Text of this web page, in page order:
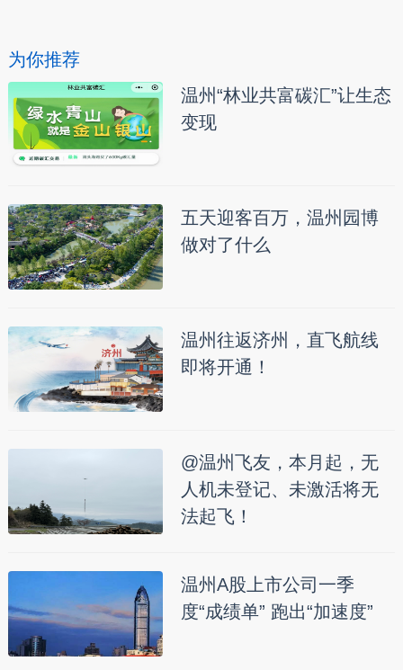
为你推荐
温州“林业共富碳汇”让生态
变现
五天迎客百万，温州园博
做对了什么
温州往返济州，直飞航线
即将开通！
@温州飞友，本月起，无
人机未登记、未激活将无
法起飞！
温州A股上市公司一季
度“成绩单” 跑出“加速度”